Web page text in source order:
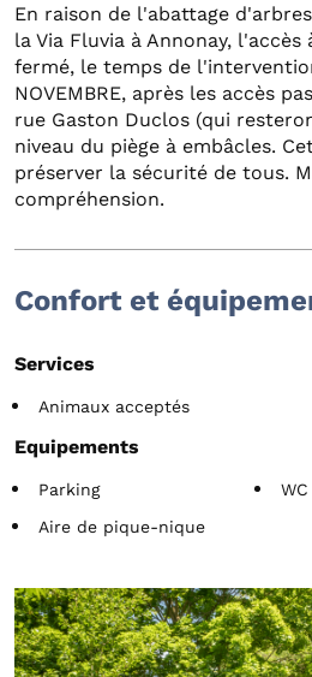
En raison de l'abattage
la Via Fluvia à Annonay,
fermé, le temps de
NOVEMBRE, après les accès
rue Gaston Duclos (qui
niveau du piège à embâcles.
préserver la sécurité de tous.
compréhension.
Confort et
Services
Animaux acceptés
Equipements
Parking
Aire de pique-nique